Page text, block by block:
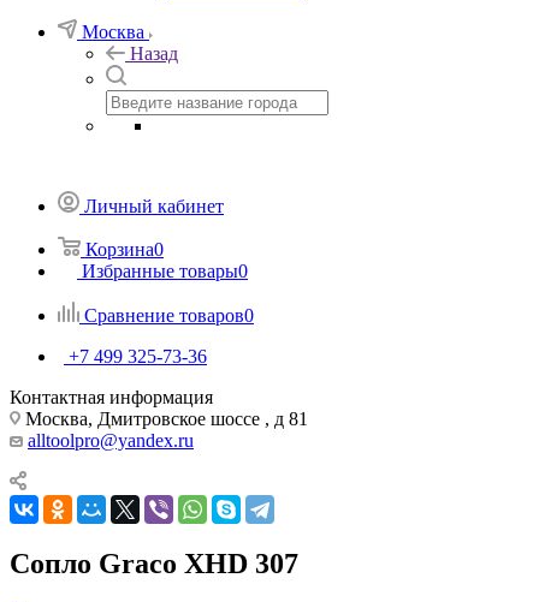
Москва
Назад
Личный кабинет
Корзина0
Избранные товары0
Сравнение товаров0
+7 499 325-73-36
Контактная информация
Москва, Дмитровское шоссе , д 81
alltoolpro@yandex.ru
Сопло Graco XHD 307